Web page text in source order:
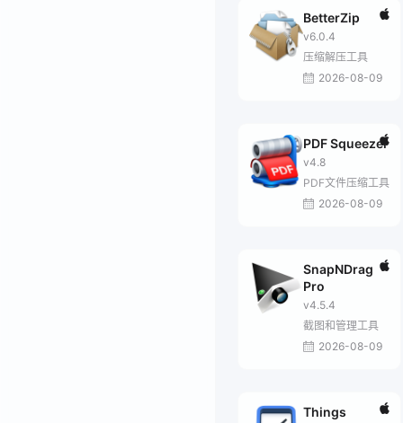
BetterZip
v6.0.4
压缩解压工具
2026-08-09
PDF Squeezer
v4.8
PDF文件压缩工具
2026-08-09
SnapNDrag
Pro
v4.5.4
截图和管理工具
2026-08-09
Things